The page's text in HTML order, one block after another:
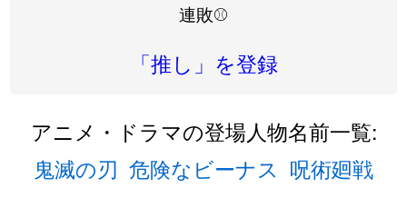
連敗⚾️
「推し」を登録
アニメ・ドラマの登場人物名前一覧:
鬼滅の刃 危険なビーナス 呪術廻戦